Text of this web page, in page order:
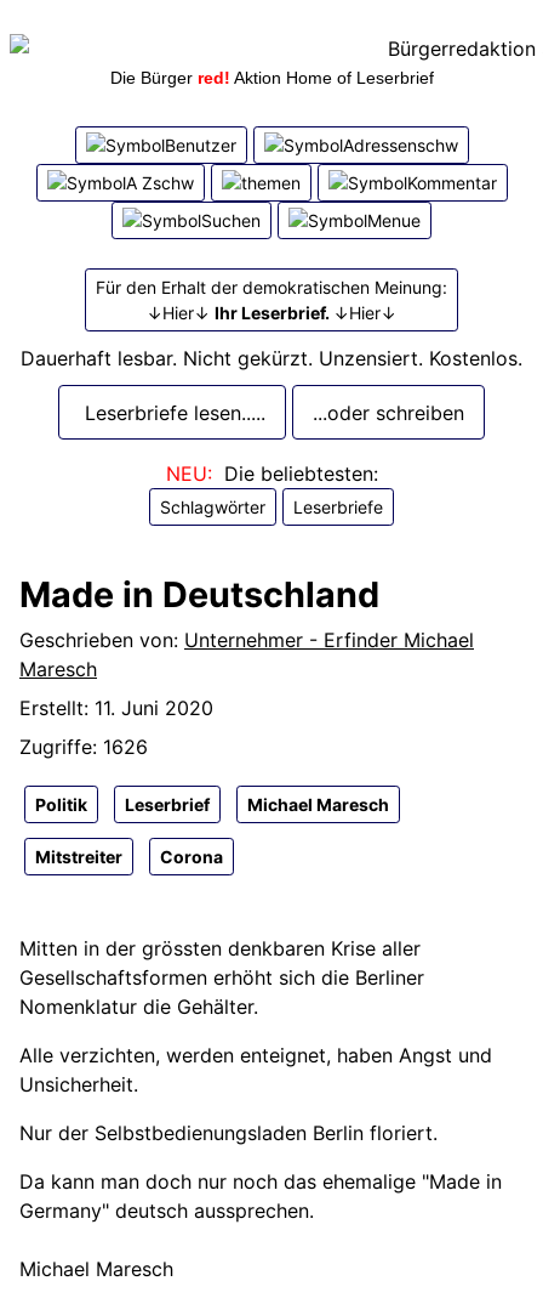
Die Bürger red! Aktion Home of Leserbrief
Für den Erhalt der demokratischen Meinung:
↓Hier↓ Ihr Leserbrief. ↓Hier↓
Dauerhaft lesbar. Nicht gekürzt. Unzensiert. Kostenlos.
Leserbriefe lesen..... ...oder schreiben
NEU:Die beliebtesten:
Schlagwörter Leserbriefe
Made in Deutschland
Details
Geschrieben von: Unternehmer - Erfinder Michael
Maresch
Erstellt: 11. Juni 2020
Zugriffe: 1626
Politik Leserbrief Michael Maresch
Mitstreiter Corona
Mitten in der grössten denkbaren Krise aller
Gesellschaftsformen erhöht sich die Berliner
Nomenklatur die Gehälter.
Alle verzichten, werden enteignet, haben Angst und
Unsicherheit.
Nur der Selbstbedienungsladen Berlin floriert.
Da kann man doch nur noch das ehemalige "Made in
Germany" deutsch aussprechen.
Michael Maresch